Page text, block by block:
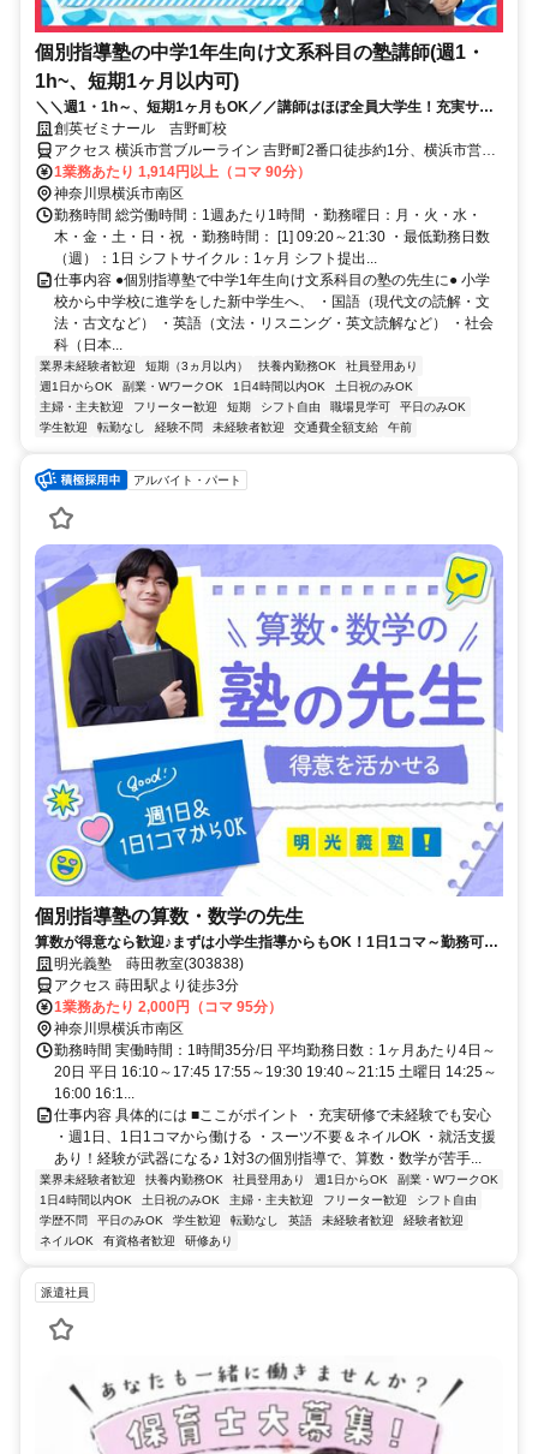
個別指導塾の中学1年生向け文系科目の塾講師(週1・
1h~、短期1ヶ月以内可)
＼＼週1・1h～、短期1ヶ月もOK／／講師はほぼ全員大学生！充実サポ
ートで初バイトでも安心◎面接履歴書不要
創英ゼミナール 吉野町校
アクセス 横浜市営ブルーライン 吉野町2番口徒歩約1分、横浜市営ブ
ルーライン 阪東橋5番口徒歩約9分、京急本線 南太田徒歩約9分
1業務あたり 1,914円以上（コマ 90分）
神奈川県横浜市南区
勤務時間 総労働時間：1週あたり1時間 ・勤務曜日：月・火・水・
木・金・土・日・祝 ・勤務時間： [1] 09:20～21:30 ・最低勤務日数
（週）：1日 シフトサイクル：1ヶ月 シフト提出...
仕事内容 ●個別指導塾で中学1年生向け文系科目の塾の先生に● 小学
校から中学校に進学をした新中学生へ、 ・国語（現代文の読解・文
法・古文など） ・英語（文法・リスニング・英文読解など） ・社会
科（日本...
業界未経験者歓迎 短期（3ヵ月以内） 扶養内勤務OK
社員登用あり
週1日からOK
副業・WワークOK 1日4時間以内OK
土日祝のみOK
主婦・主夫歓迎
フリーター歓迎 短期 シフト自由 職場見学可
平日のみOK
学生歓迎
転勤なし 経験不問 未経験者歓迎 交通費全額支給 午前
アルバイト・パート
個別指導塾の算数・数学の先生
算数が得意なら歓迎♪まずは小学生指導からもOK！1日1コマ～勤務可能
★就活に役立つ嬉しいサポートもあり！得意科目で先生デビュー★
明光義塾 蒔田教室(303838)
アクセス 蒔田駅より徒歩3分
1業務あたり 2,000円（コマ 95分）
神奈川県横浜市南区
勤務時間 実働時間：1時間35分/日 平均勤務日数：1ヶ月あたり4日～
20日 平日 16:10～17:45 17:55～19:30 19:40～21:15 土曜日 14:25～
16:00 16:1...
仕事内容 具体的には ■ここがポイント ・充実研修で未経験でも安心
・週1日、1日1コマから働ける ・スーツ不要＆ネイルOK ・就活支援
あり！経験が武器になる♪ 1対3の個別指導で、算数・数学が苦手...
業界未経験者歓迎 扶養内勤務OK 社員登用あり 週1日からOK
副業・WワークOK
1日4時間以内OK
土日祝のみOK 主婦・主夫歓迎 フリーター歓迎
シフト自由
学歴不問
平日のみOK 学生歓迎 転勤なし 英語 未経験者歓迎
経験者歓迎
ネイルOK
有資格者歓迎 研修あり
派遣社員